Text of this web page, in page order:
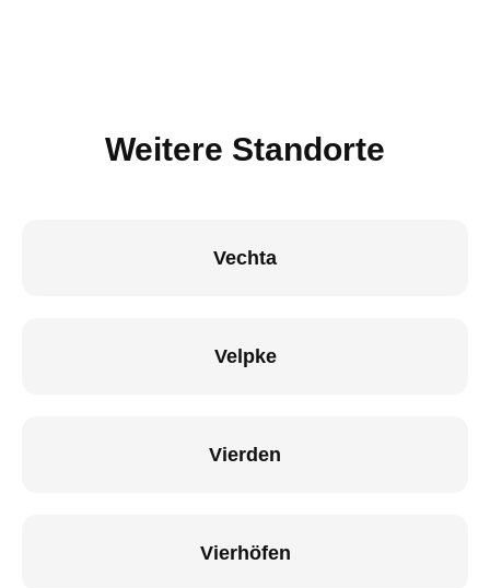
Weitere Standorte
Vechta
Velpke
Vierden
Vierhöfen